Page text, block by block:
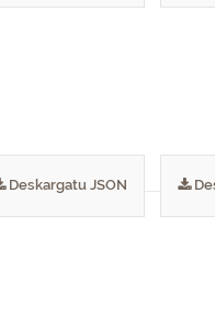
Deskargatu JSON